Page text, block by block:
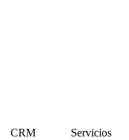
CRM Servicios